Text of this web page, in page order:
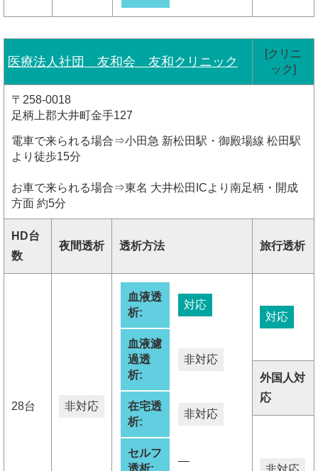
医療法人社団 友和会 友和クリニック
[クリニ
ック]
〒258-0018
足柄上郡大井町金手127
電車で来られる場合⇒小田急 新松田駅・御殿場線 松田駅
より徒歩15分
お車で来られる場合⇒東名 大井松田ICより南足柄・開成
方面 約5分
HD台
数
夜間透析 透析方法 旅行透析
28台 非対応
血液透
析:
対応
血液濾
過透
析:
非対応
在宅透
析:
非対応
セルフ
―
対応
外国人対
応